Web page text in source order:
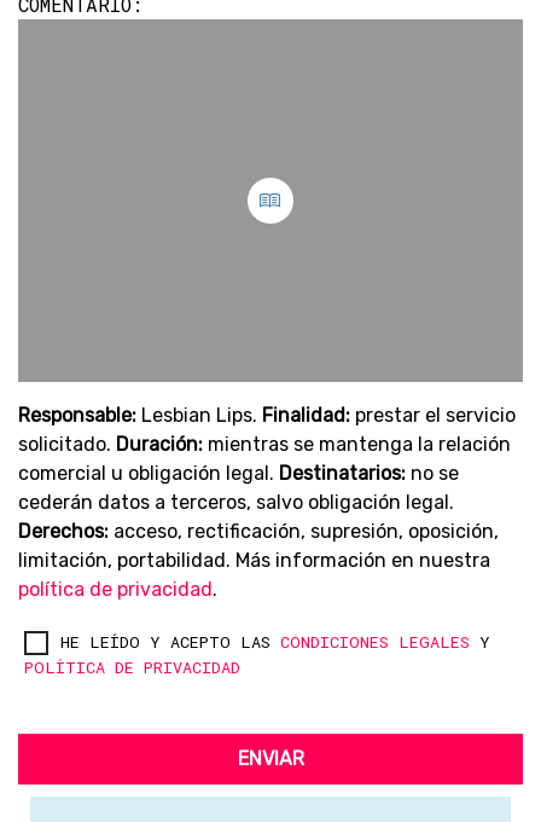
Responsable: Lesbian Lips. Finalidad: prestar el servicio
solicitado. Duración: mientras se mantenga la relación
comercial u obligación legal. Destinatarios: no se
cederán datos a terceros, salvo obligación legal.
Derechos: acceso, rectificación, supresión, oposición,
limitación, portabilidad. Más información en nuestra
política de privacidad.
HE LEÍDO Y ACEPTO LAS CONDICIONES LEGALES Y
POLÍTICA DE PRIVACIDAD
ENVIAR